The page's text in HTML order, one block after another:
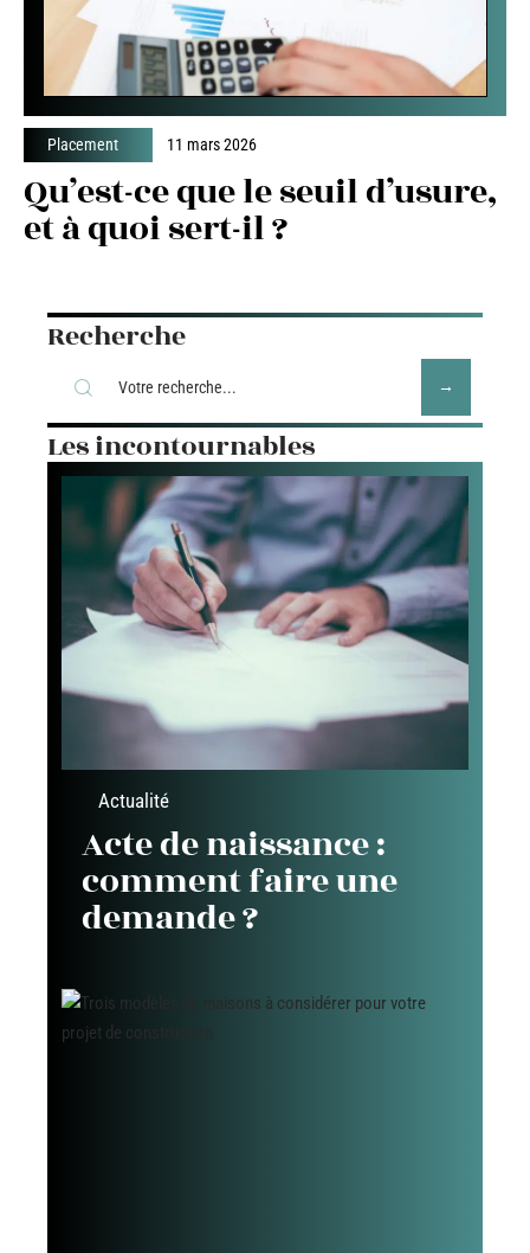
Placement 11 mars 2026
Qu’est-ce que le seuil d’usure,
et à quoi sert-il ?
Recherche
Les incontournables
Actualité
Acte de naissance :
comment faire une
demande ?